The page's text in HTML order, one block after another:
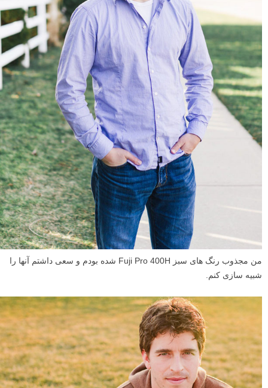
من مجذوب رنگ های سبز Fuji Pro 400H شده بودم و سعی داشتم آنها را
شبیه سازی کنم.